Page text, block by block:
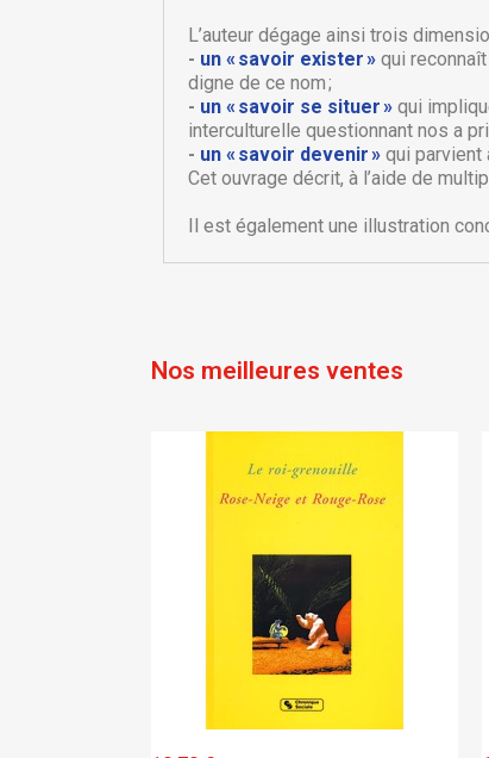
L’auteur dégage ainsi trois
- un « savoir exister » qui
digne de ce nom ;
- un « savoir se situer » qui
interculturelle questionnant nos a
- un « savoir devenir » qui parvient
Cet ouvrage décrit, à l’aide de
Il est également une illustration
Nos meilleures ventes